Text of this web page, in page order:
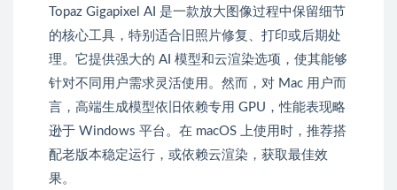
Topaz Gigapixel AI 是一款放大图像过程中保留细节
的核心工具，特别适合旧照片修复、打印或后期处
理。它提供强大的 AI 模型和云渲染选项，使其能够
针对不同用户需求灵活使用。然而，对 Mac 用户而
言，高端生成模型依旧依赖专用 GPU，性能表现略
逊于 Windows 平台。在 macOS 上使用时，推荐搭
配老版本稳定运行，或依赖云渲染，获取最佳效
果。